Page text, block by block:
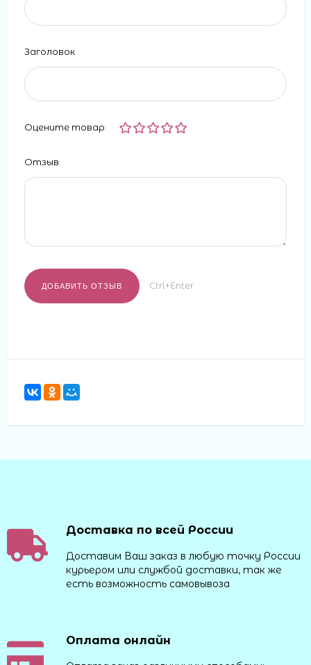
Заголовок
Оцените товар
Отзыв
Ctrl+Enter
Доставка по всей России
Доставим Ваш заказ в любую точку России
курьером или службой доставки, так же
есть возможность самовывоза
Оплата онлайн